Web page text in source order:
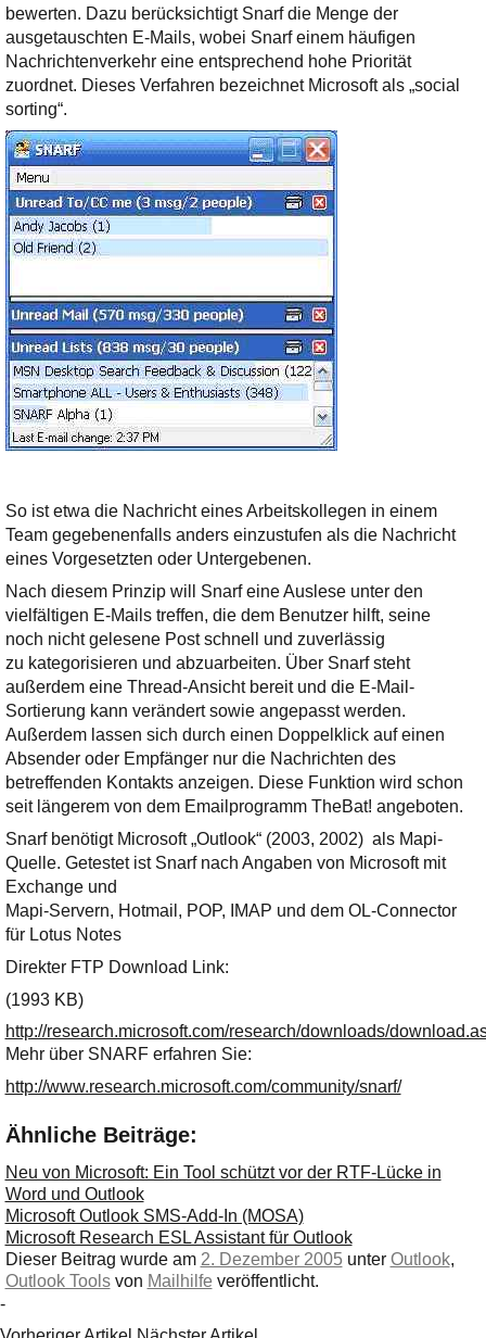
bewerten. Dazu berücksichtigt Snarf die Menge der
ausgetauschten E-Mails, wobei Snarf einem häufigen
Nachrichtenverkehr eine entsprechend hohe Priorität
zuordnet. Dieses Verfahren bezeichnet Microsoft als „social
sorting“.
So ist etwa die Nachricht eines Arbeitskollegen in einem
Team gegebenenfalls anders einzustufen als die Nachricht
eines Vorgesetzten oder Untergebenen.
Nach diesem Prinzip will Snarf eine Auslese unter den
vielfältigen E-Mails treffen, die dem Benutzer hilft, seine
noch nicht gelesene Post schnell und zuverlässig
zu kategorisieren und abzuarbeiten. Über Snarf steht
außerdem eine Thread-Ansicht bereit und die E-Mail-
Sortierung kann verändert sowie angepasst werden.
Außerdem lassen sich durch einen Doppelklick auf einen
Absender oder Empfänger nur die Nachrichten des
betreffenden Kontakts anzeigen. Diese Funktion wird schon
seit längerem von dem Emailprogramm TheBat! angeboten.
Snarf benötigt Microsoft „Outlook“ (2003, 2002) als Mapi-
Quelle. Getestet ist Snarf nach Angaben von Microsoft mit
Exchange und
Mapi-Servern, Hotmail, POP, IMAP und dem OL-Connector
für Lotus Notes
Direkter FTP Download Link:
(1993 KB)
http://research.microsoft.com/research/downloads/
Mehr über SNARF erfahren Sie:
http://www.research.microsoft.com/community/snarf/
Ähnliche Beiträge:
Neu von Microsoft: Ein Tool schützt vor der RTF-Lücke in
Word und Outlook
Microsoft Outlook SMS-Add-In (MOSA)
Microsoft Research ESL Assistant für Outlook
Dieser Beitrag wurde am 2. Dezember 2005unter Outlook,
Outlook Tools von Mailhilfe veröffentlicht.
-
E-Mail bestätigen